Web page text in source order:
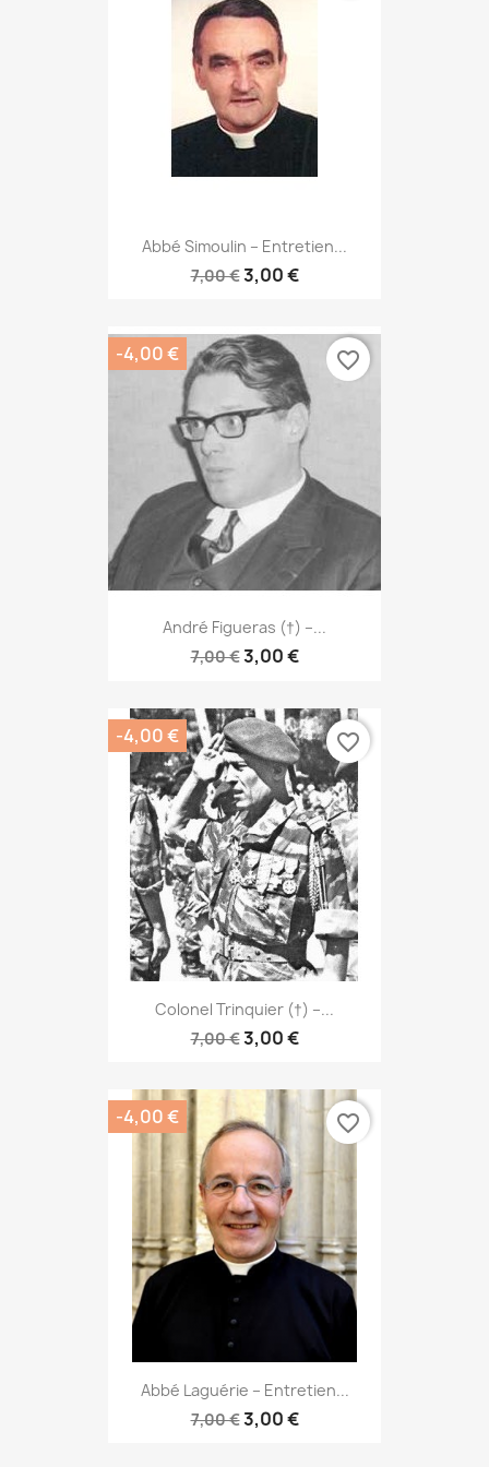
Abbé Simoulin – Entretien...
7,00 €3,00 €
André Figueras (†) –...
7,00 €3,00 €
-4,00 € favorite_border
Colonel Trinquier (†) –...
7,00 €3,00 €
-4,00 € favorite_border
Abbé Laguérie – Entretien...
7,00 €3,00 €
-4,00 € favorite_border